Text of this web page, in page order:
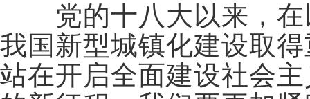
党的十八大以来，
我国新型城镇化建设取
站在开启全面建设社会